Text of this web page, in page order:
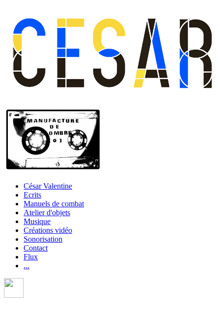
César Valentine
Ecrits
Manuels de combat
Atelier d'objets
Musique
Créations vidéo
Sonorisation
Contact
Flux
...